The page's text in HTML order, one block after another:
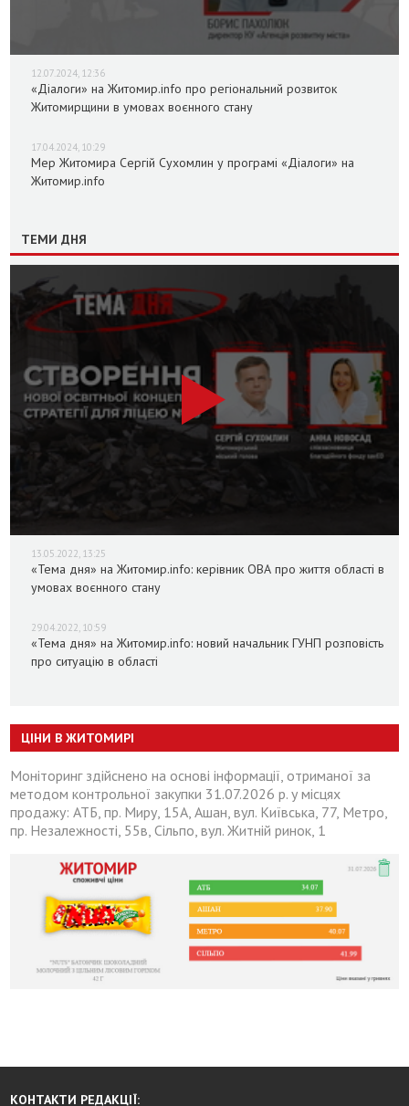
12.07.2024, 12:36
«Діалоги» на Житомир.info про регіональний розвиток
Житомирщини в умовах воєнного стану
17.04.2024, 10:29
Мер Житомира Сергій Сухомлин у програмі «Діалоги» на
Житомир.info
ТЕМИ ДНЯ
13.05.2022, 13:25
«Тема дня» на Житомир.info: керівник ОВА про життя області в
умовах воєнного стану
29.04.2022, 10:59
«Тема дня» на Житомир.info: новий начальник ГУНП розповість
про ситуацію в області
ЦІНИ В ЖИТОМИРІ
Моніторинг здійснено на основі інформації, отриманої за
методом контрольної закупки 31.07.2026 р. у місцях
продажу: АТБ, пр. Миру, 15А, Ашан, вул. Київська, 77, Метро,
пр. Незалежності, 55в, Сільпо, вул. Житній ринок, 1
КОНТАКТИ РЕДАКЦІЇ: